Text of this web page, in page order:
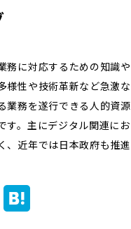
ーナー
ーナー
績
ド用語集
ログ
務に対応するための知識
様性や技術革新など急激
業務を遂行できる人的資
す。主にデジタル関連に
、近年では日本政府も推
Line